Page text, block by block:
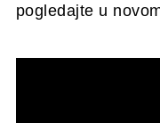
pogledajte u